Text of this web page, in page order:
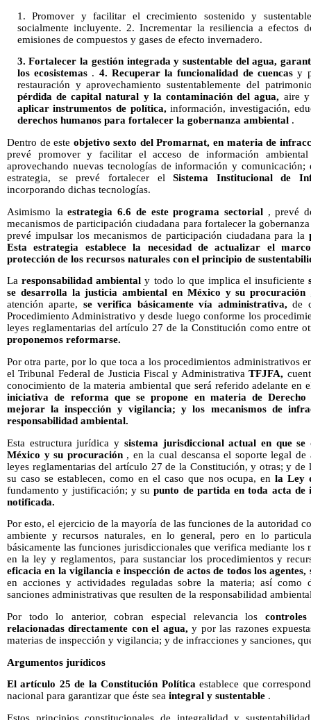
1. Promover y facilitar el crecimiento sostenido y
socialmente incluyente. 2. Incrementar la resiliencia a efectos
emisiones de compuestos y gases de efecto invernadero.
3. Fortalecer la gestión integrada y sustentable del agua,
los ecosistemas. 4. Recuperar la funcionalidad de cuencas y
restauración y aprovechamiento sustentablemente del
pérdida de capital natural y la contaminación del agua, aire
aplicar instrumentos de política,información, investigación,
derechos humanos para fortalecer la gobernanza ambiental.
Dentro de este objetivo sexto del Promarnat, en materia de
prevé promover y facilitar el acceso de información
aprovechando nuevas tecnologías de información y
estrategia, se prevé fortalecer elSistema Institucional de
incorporando dichas tecnologías.
Asimismo laestrategia 6.6 de este programa sectorial , prevé
mecanismos de participación ciudadana para fortalecer la
prevé impulsar los mecanismos de participación ciudadana para la
Esta estrategia establece la necesidad de actualizar el
protección de los recursos naturales con el principio de
Laresponsabilidad ambientaly todo lo que implica el insuficiente
se desarrolla la justicia ambiental en México y su procuración
atención aparte, se verifica básicamente vía administrativa,de
Procedimiento Administrativo y desde luego conforme los
leyes reglamentarias del artículo 27 de la Constitución como entre
proponemos reformarse.
Por otra parte, por lo que toca a los procedimientos administrativos
el Tribunal Federal de Justicia Fiscal y AdministrativaTFJFA,
conocimiento de la materia ambiental que será referido adelante
iniciativa de reforma que se propone en materia de Derecho
mejorar la inspección y vigilancia; y los mecanismos de
responsabilidad ambiental.
Esta estructura jurídica y sistema jurisdiccional actual en que
México y su procuración, en la cual descansa el soporte legal
leyes reglamentarias del artículo 27 de la Constitución, y otras; y de
su caso se establecen, como en el caso que nos ocupa, enla Ley
fundamento y justificación; y supunto de partida en toda acta de
notificada.
Por esto, el ejercicio de la mayoría de las funciones de la autoridad
ambiente y recursos naturales, en lo general, pero en lo
básicamente las funciones jurisdiccionales que verifica mediante los
en la ley y reglamentos, para sustanciar los procedimientos y
eficacia en la vigilancia e inspección de actos de todos los agentes,
en acciones y actividades reguladas sobre la materia; así
sanciones administrativas que resulten de la responsabilidad
Por todo lo anterior, cobran especial relevancia los
relacionadas directamente con el agua, y por las razones
materias de inspección y vigilancia; y de infracciones y sanciones,
Argumentos jurídicos
El artículo 25 de la Constitución Política establece que
nacional para garantizar que éste sea integral y sustentable .